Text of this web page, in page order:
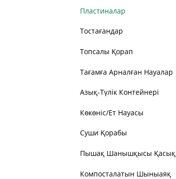
Пластиналар
Тостағандар
Топсалы Қорап
Тағамға Арналған Науалар
Азық-Түлік Контейнері
Көкөніс/Ет Науасы
Суши Қорабы
Пышақ Шанышқысы Қасық
Компосталатын Шыныаяқ